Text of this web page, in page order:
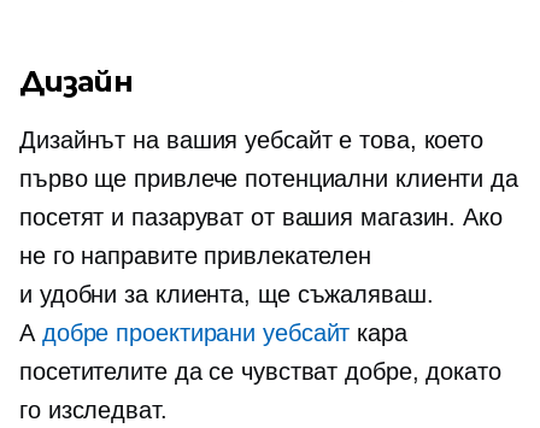
Дизайн
Дизайнът на вашия уебсайт е това, което
първо ще привлече потенциални клиенти да
посетят и пазаруват от вашия магазин. Ако
не го направите привлекателен
и удобни за клиента, ще съжаляваш.
А добре проектирани уебсайт кара
посетителите да се чувстват добре, докато
го изследват.